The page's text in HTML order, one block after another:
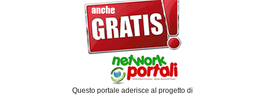
Questo portale aderisce al progetto di